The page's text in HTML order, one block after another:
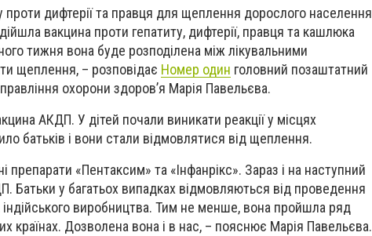
проти дифтерії та правця для щеплення дорослого населення
вакцина проти гепатиту, дифтерії, правця та кашлюка
тижня вона буде розподілена між лікувальними
щеплення, – розповідає Номер один головний позаштатний
охорони здоров’я Марія Павельєва.
АКДП. У дітей почали виникати реакції у місцях
батьків і вони стали відмовлятися від щеплення.
«Пентаксим» та «Інфанрікс». Зараз і на наступний
Батьки у багатьох випадках відмовляються від проведення
виробництва. Тим не менше, вона пройшла ряд
країнах. Дозволена вона і в нас, – пояснює Марія Павельєва.